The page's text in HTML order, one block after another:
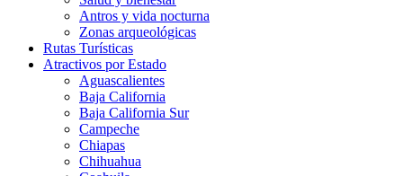
Antros y vida nocturna
Zonas arqueológicas
Rutas Turísticas
Atractivos por Estado
Aguascalientes
Baja California
Baja California Sur
Campeche
Chiapas
Chihuahua